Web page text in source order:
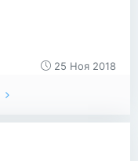
25 Ноя 2018